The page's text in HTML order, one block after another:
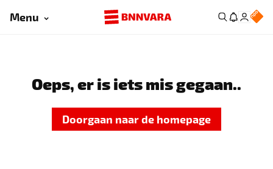
Menu
Oeps, er is iets mis gegaan..
Doorgaan naar de homepage